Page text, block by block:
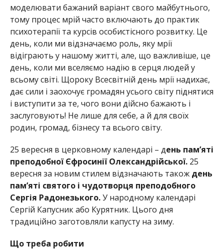
моделювати бажаний варіант свого майбутнього,
тому процес мрій часто включають до практик
психотерапії та курсів особистісного розвитку. Це
день, коли ми відзначаємо роль, яку мрії
відіграють у нашому житті, але, що важливіше, це
день, коли ми вселяємо надію в серця людей у
всьому світі. Щороку Всесвітній день мрії надихає,
дає сили і заохочує громадян усього світу піднятися
і виступити за те, чого вони дійсно бажають і
заслуговують! Не лише для себе, а й для своїх
родин, громад, бізнесу та всього світу.
25 вересня в церковному календарі – день пам’яті
преподобної Єфросинії Олександрійської.25
вересня за новим стилем відзначають також день
пам’яті святого і чудотворця преподобного
Сергія Радонезького.У народному календарі
Сергій Капусник або Курятник. Цього дня
традиційно заготовляли капусту на зиму.
Що треба робити